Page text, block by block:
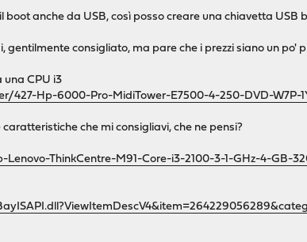
boot anche da USB, così posso creare una chiavetta USB
gentilmente consigliato, ma pare che i prezzi siano un po'
una CPU i3
427-Hp-6000-Pro-MidiTower-E7500-4-250-DVD-W7P-
che mi consigliavi, che ne pensi?
ThinkCentre-M91-Core-i3-2100-3-1-GHz-4-GB-